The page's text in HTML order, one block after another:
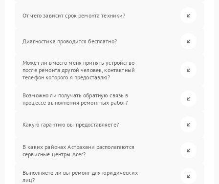
От чего зависит срок ремонта техники?
Диагностика проводится бесплатно?
Может ли вместо меня принять устройство
после ремонта другой человек, контактный
телефон которого я предоставлю?
Возможно ли получать обратную связь в
процессе выполнения ремонтных работ?
Какую гарантию вы предоставляете?
В каких районах Астрахани располагаются
сервисные центры Acer?
Выполняете ли вы ремонт для юридических
лиц?